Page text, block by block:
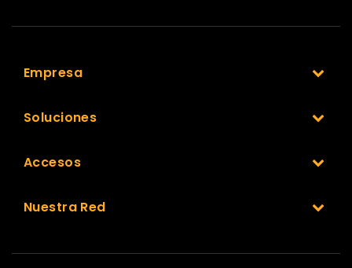
Empresa
Soluciones
Accesos
Nuestra Red